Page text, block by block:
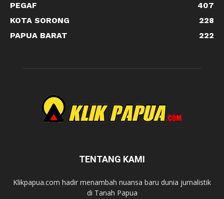
PEGAF
407
KOTA SORONG
228
PAPUA BARAT
222
TENTANG KAMI
Klikpapua.com hadir menambah nuansa baru dunia jurnalistik
di Tanah Papua